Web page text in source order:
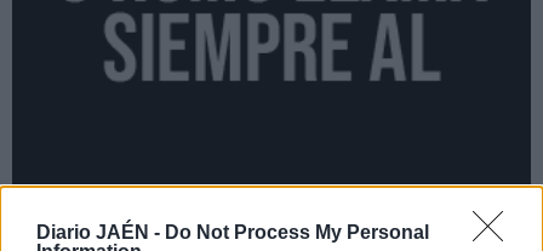
Diario JAÉN - Do Not Process My Personal